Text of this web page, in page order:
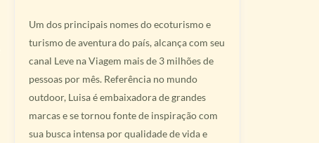
Um dos principais nomes do ecoturismo e
turismo de aventura do país, alcança com seu
canal Leve na Viagem mais de 3 milhões de
pessoas por mês. Referência no mundo
outdoor, Luisa é embaixadora de grandes
marcas e se tornou fonte de inspiração com
sua busca intensa por qualidade de vida e